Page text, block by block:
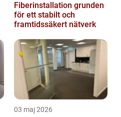
Fiberinstallation grunden
för ett stabilt och
framtidssäkert nätverk
03 maj 2026